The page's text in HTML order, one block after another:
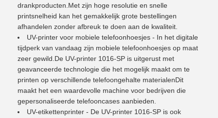
drankproducten.Met zijn hoge resolutie en snelle
printsnelheid kan het gemakkelijk grote bestellingen
afhandelen zonder afbreuk te doen aan de kwaliteit.
UV-printer voor mobiele telefoonhoesjes - In het digitale
tijdperk van vandaag zijn mobiele telefoonhoesjes op maat
zeer gewild.De UV-printer 1016-SP is uitgerust met
geavanceerde technologie die het mogelijk maakt om te
printen op verschillende telefoongehalte materialenDit
maakt het een waardevolle machine voor bedrijven die
gepersonaliseerde telefooncases aanbieden.
UV-etikettenprinter - De UV-printer 1016-SP is ook